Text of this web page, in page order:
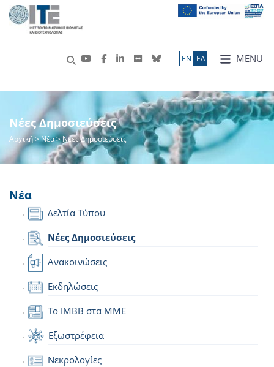
MENU
ΕN ΕΛ
Νέες Δημοσιεύσεις
Αρχική>Νέα> Νέες Δημοσιεύσεις
Νέα
Δελτία Τύπου
Νέες Δημοσιεύσεις
Ανακοινώσεις
Εκδηλώσεις
Το IMBB στα ΜΜΕ
Εξωστρέφεια
Νεκρολογίες